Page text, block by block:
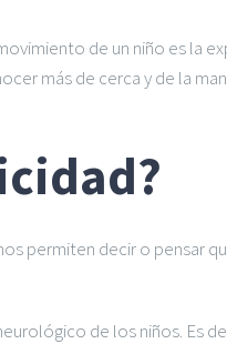
de un niño es la
más de cerca y de la
permiten decir o pensar
de los niños. Es